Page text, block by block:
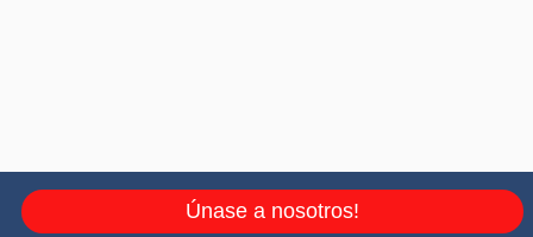
Únase a nosotros!